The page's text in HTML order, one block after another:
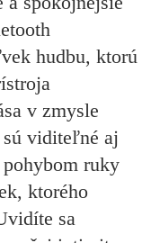
hudbu, ktorú
v zmysle
viditeľné aj
ruky
ktorého
sa